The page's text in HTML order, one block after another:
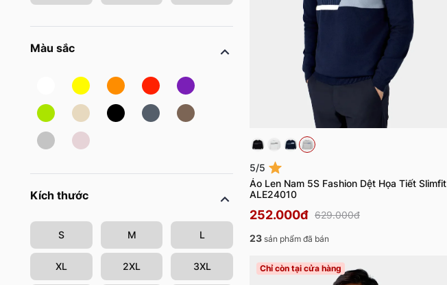
Màu sắc
Kích thước
S M L
XL 2XL 3XL
5/5
Áo Len Nam 5S Fashion Dệt Họa Tiết Slimfit
ALE24010
252.000đ 629.000đ
23 sản phẩm đã bán
Chỉ còn tại cửa hàng